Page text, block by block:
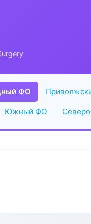
ФО
Южный ФО